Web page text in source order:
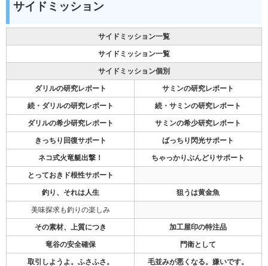
サイドミッション
サイドミッション一覧
サイドミッション一覧
サイドミッション個別
ダリルの研究レポート サミンの研究レポート
続・ダリルの研究レポート 続・サミンの研究レポート
ダリルの希少研究レポート サミンの希少研究レポート
きっちり回復サポート ばっちり閃光サポート
ネコ式火竜艇出撃！ ちゃっかりぶんどりサポート
とっておきド根性サポート
釣り、それは人生 狙うは黄金魚
美味探求も釣りの楽しみ
その素材、上質につき 加工屋印の特注品
竜谷の安全確保 門衛として
取引しようよ。ふさふさ。 毛並みが悪くなる。嫌いです。